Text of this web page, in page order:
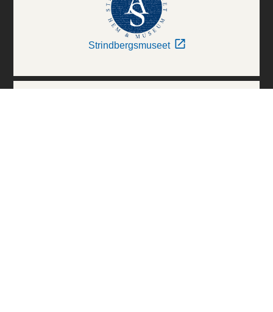
Strindbergsmuseet